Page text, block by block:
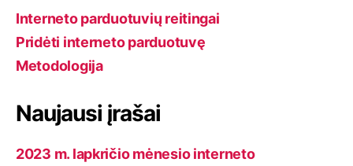
Interneto parduotuvių reitingai
Pridėti interneto parduotuvę
Metodologija
Naujausi įrašai
2023 m. lapkričio mėnesio interneto